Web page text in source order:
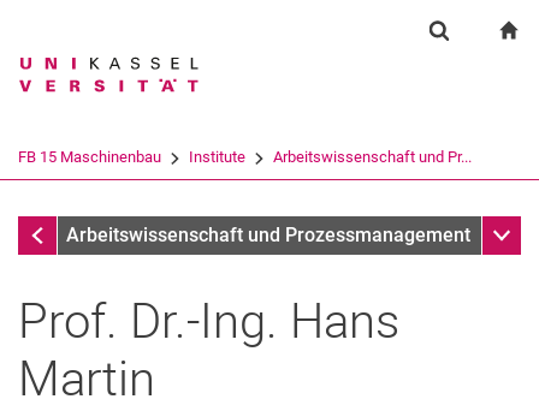
Springe direkt zu: Inhalt
Springe direkt zu: Suche
Springe direkt zu:
Suchbegriff
Suchen (öffnet externen Link in einem
FB 15 Maschinenbau Institute Ar­beits­wis­sen­schaft und Pr...
InstituteAr­beits­wis­sen­schaft und Pro­zess­ma­nage­ment
Prof. Dr.-Ing. Hans
Martin